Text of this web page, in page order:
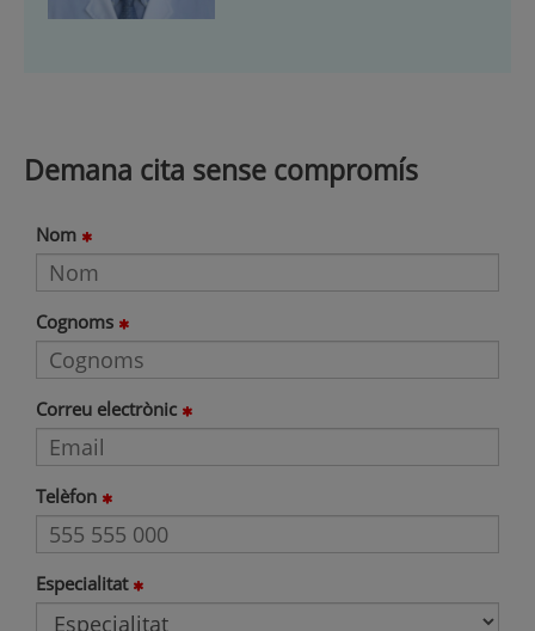
Demana cita sense compromís
Nom
Cognoms
Correu electrònic
Telèfon
Especialitat